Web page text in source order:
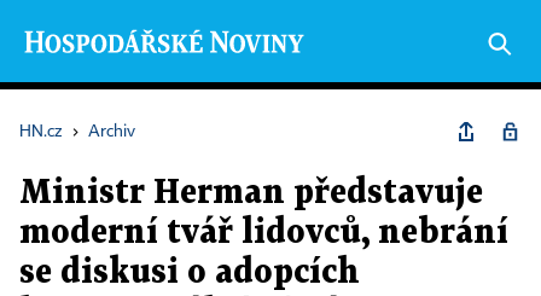
HN.cz › Archiv
Ministr Herman představuje
moderní tvář lidovců, nebrání
se diskusi o adopcích